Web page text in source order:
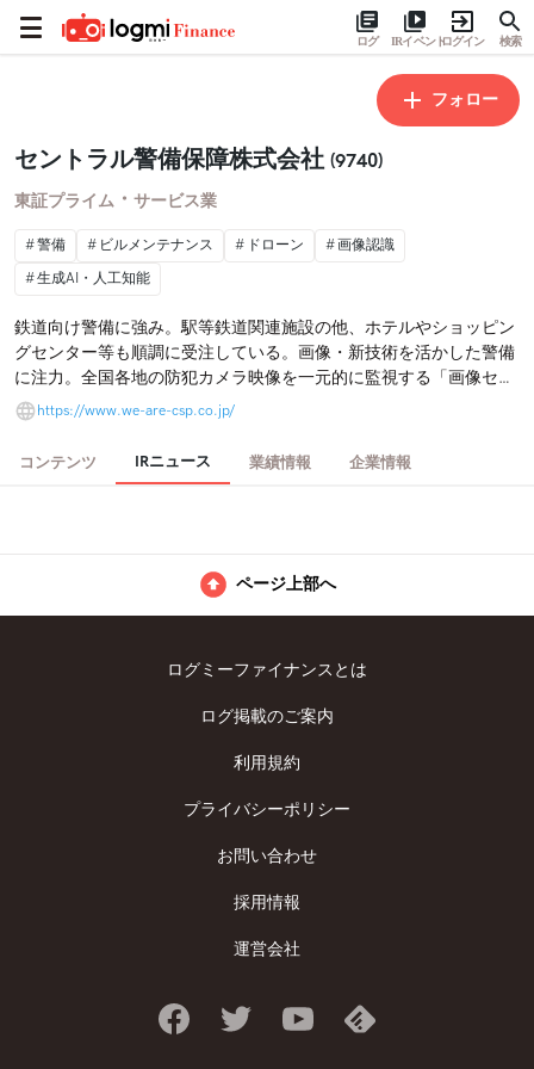
ログ IRイベントログイン 検索
フォロー
セントラル警備保障株式会社 (9740)
東証プライム ・ サービス業
警備 ビルメンテナンス ドローン
画像認識
生成AI・人工知能
鉄道向け警備に強み。駅等鉄道関連施設の他、ホテルやショッピン
グセンター等も順調に受注している。画像・新技術を活かした警備
に注力。全国各地の防犯カメラ映像を一元的に監視する「画像セン
ター」の運用を開始。また２０２０年には、大手町で警備員１００
名規模の大型ビルを受注するなど、高付加価値の常駐警備にも引続
き意欲的に取り組んでいる。警備サービス３位。
https://www.we-are-csp.co.jp/
コンテンツ IRニュース 業績情報 企業情報
ページ上部へ
ログミーファイナンスとは
ログ掲載のご案内
利用規約
プライバシーポリシー
お問い合わせ
採用情報
運営会社